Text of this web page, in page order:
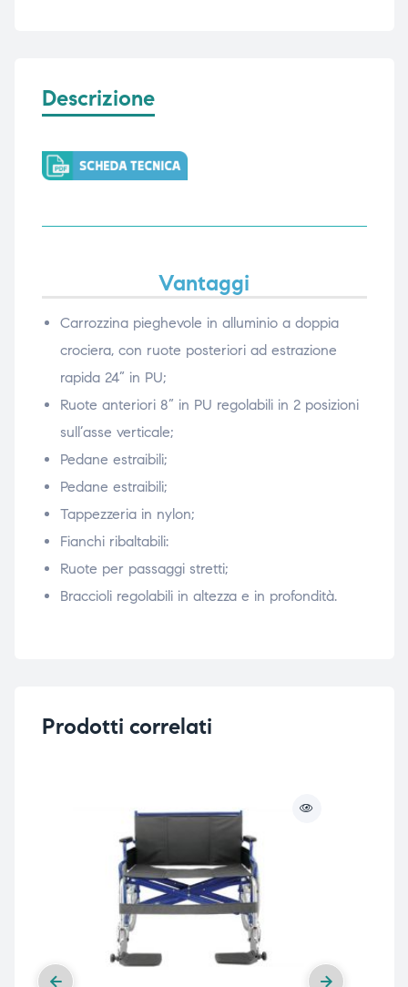
Descrizione
Vantaggi
Carrozzina pieghevole in alluminio a doppia
crociera, con ruote posteriori ad estrazione
rapida 24” in PU;
Ruote anteriori 8” in PU regolabili in 2 posizioni
sull’asse verticale;
Pedane estraibili;
Pedane estraibili;
Tappezzeria in nylon;
Fianchi ribaltabili:
Ruote per passaggi stretti;
Braccioli regolabili in altezza e in profondità.
Prodotti correlati